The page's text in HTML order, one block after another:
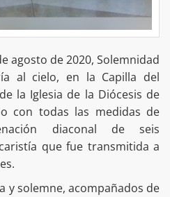
agosto de 2020, Solemnidad
al cielo, en la Capilla del
la Iglesia de la Diócesis de
con todas las medidas de
diaconal de seis
que fue transmitida a
y solemne, acompañados de